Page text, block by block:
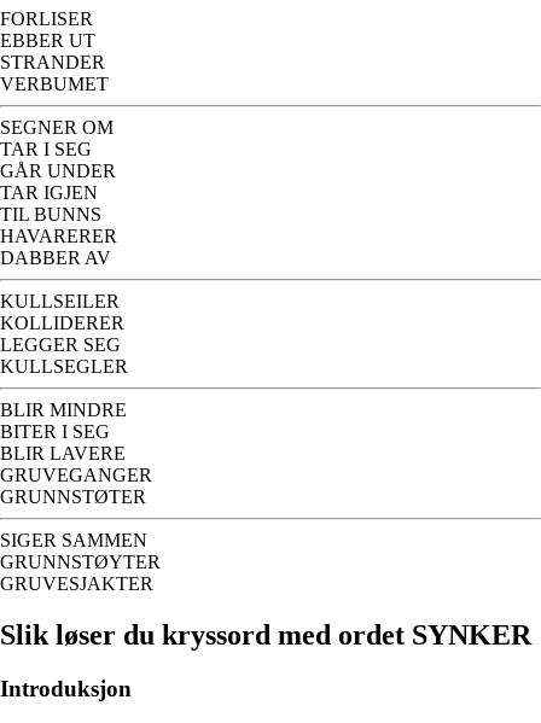
FORLISER
EBBER UT
STRANDER
VERBUMET
SEGNER OM
TAR I SEG
GÅR UNDER
TAR IGJEN
TIL BUNNS
HAVARERER
DABBER AV
KULLSEILER
KOLLIDERER
LEGGER SEG
KULLSEGLER
BLIR MINDRE
BITER I SEG
BLIR LAVERE
GRUVEGANGER
GRUNNSTØTER
SIGER SAMMEN
GRUNNSTØYTER
GRUVESJAKTER
Slik løser du kryssord med ordet SYNKER
Introduksjon